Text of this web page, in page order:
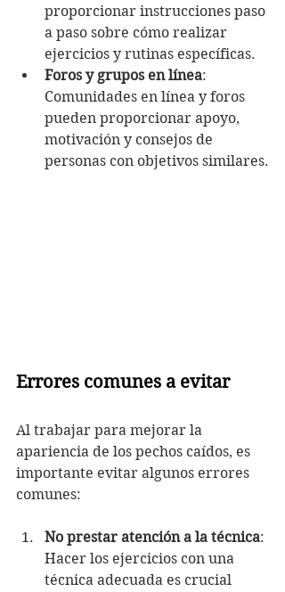
proporcionar instrucciones paso
a paso sobre cómo realizar
ejercicios y rutinas específicas.
Foros y grupos en línea:
Comunidades en línea y foros
pueden proporcionar apoyo,
motivación y consejos de
personas con objetivos similares.
Errores comunes a evitar
Al trabajar para mejorar la
apariencia de los pechos caídos, es
importante evitar algunos errores
comunes:
No prestar atención a la técnica:
Hacer los ejercicios con una
técnica adecuada es crucial